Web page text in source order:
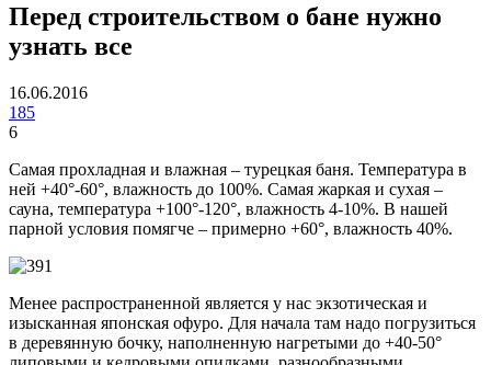
Перед строительством о бане нужно
узнать все
16.06.2016
185
6
Самая прохладная и влажная – турецкая баня. Температура в
ней +40°-60°, влажность до 100%. Самая жаркая и сухая –
сауна, температура +100°-120°, влажность 4-10%. В нашей
парной условия помягче – примерно +60°, влажность 40%.
Менее распространенной является у нас экзотическая и
изысканная японская офуро. Для начала там надо погрузиться
в деревянную бочку, наполненную нагретыми до +40-50°